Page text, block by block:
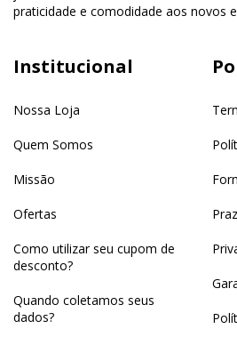
praticidade e comodidade aos novos
Institucional
Nossa Loja
Quem Somos
Missão
Ofertas
Como utilizar seu cupom de
desconto?
Quando coletamos seus
dados?